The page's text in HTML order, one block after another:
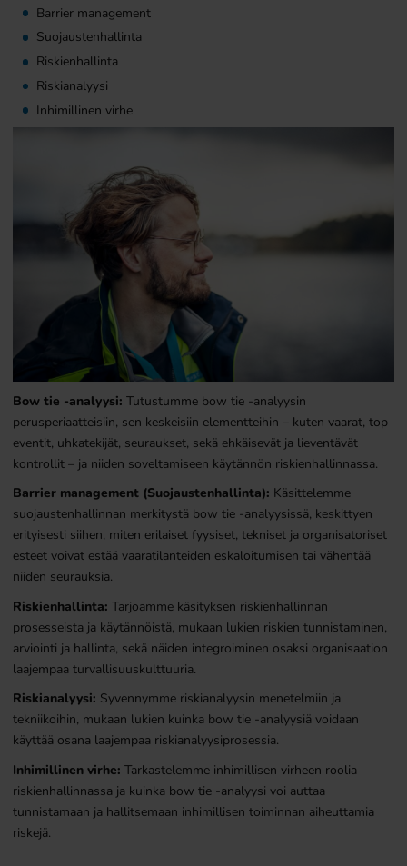
Barrier management
Suojaustenhallinta
Riskienhallinta
Riskianalyysi
Inhimillinen virhe
Bow tie -analyysi: Tutustumme bow tie -analyysin
perusperiaatteisiin, sen keskeisiin elementteihin – kuten vaarat, top
eventit, uhkatekijät, seuraukset, sekä ehkäisevät ja lieventävät
kontrollit – ja niiden soveltamiseen käytännön riskienhallinnassa.
Barrier management (Suojaustenhallinta): Käsittelemme
suojaustenhallinnan merkitystä bow tie -analyysissä, keskittyen
erityisesti siihen, miten erilaiset fyysiset, tekniset ja organisatoriset
esteet voivat estää vaaratilanteiden eskaloitumisen tai vähentää
niiden seurauksia.
Riskienhallinta: Tarjoamme käsityksen riskienhallinnan
prosesseista ja käytännöistä, mukaan lukien riskien tunnistaminen,
arviointi ja hallinta, sekä näiden integroiminen osaksi organisaation
laajempaa turvallisuuskulttuuria.
Riskianalyysi: Syvennymme riskianalyysin menetelmiin ja
tekniikoihin, mukaan lukien kuinka bow tie -analyysiä voidaan
käyttää osana laajempaa riskianalyysiprosessia.
Inhimillinen virhe: Tarkastelemme inhimillisen virheen roolia
riskienhallinnassa ja kuinka bow tie -analyysi voi auttaa
tunnistamaan ja hallitsemaan inhimillisen toiminnan aiheuttamia
riskejä.